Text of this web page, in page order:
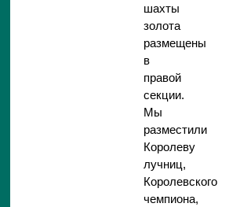
шахты
золота
размещены
в
правой
секции.
Мы
разместили
Королеву
лучниц,
Королевского
чемпиона,